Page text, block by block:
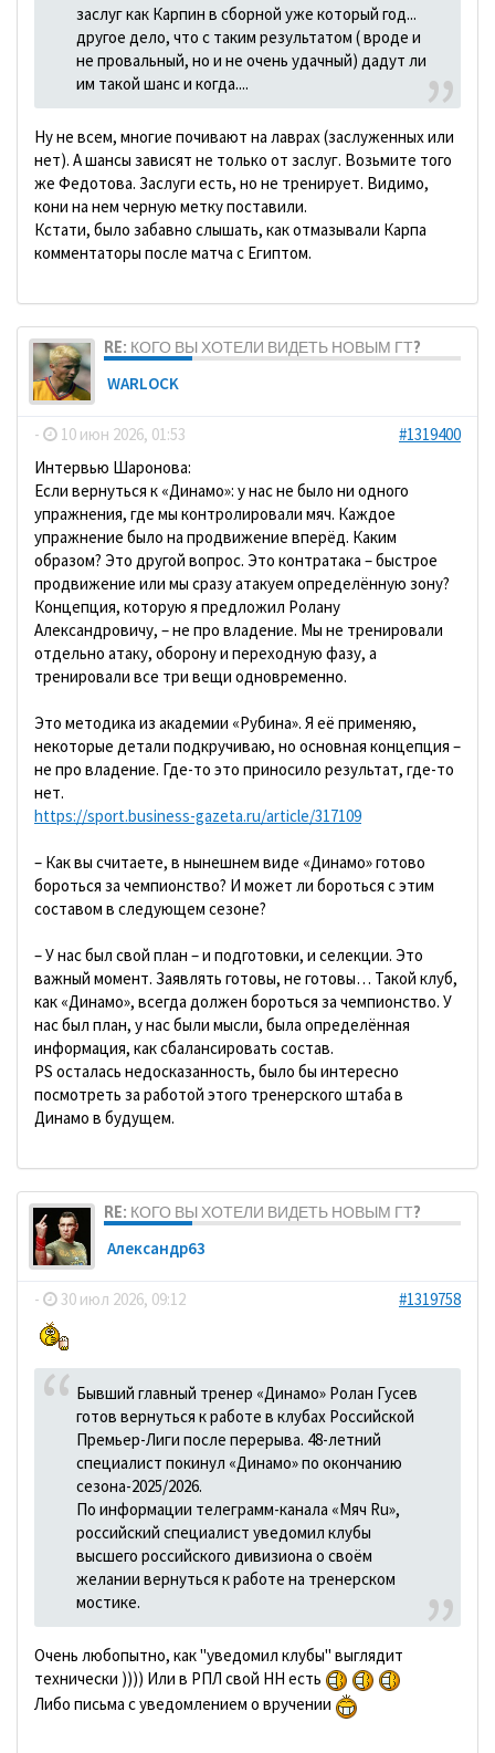
заслуг как Карпин в сборной уже который год...
другое дело, что с таким результатом ( вроде и
не провальный, но и не очень удачный) дадут ли
им такой шанс и когда....
Ну не всем, многие почивают на лаврах (заслуженных или
нет). А шансы зависят не только от заслуг. Возьмите того
же Федотова. Заслуги есть, но не тренирует. Видимо,
кони на нем черную метку поставили.
Кстати, было забавно слышать, как отмазывали Карпа
комментаторы после матча с Египтом.
RE: КОГО ВЫ ХОТЕЛИ ВИДЕТЬ НОВЫМ ГТ?
WARLOCK
- 10 июн 2026, 01:53
#1319400
Интервью Шаронова:
Если вернуться к «Динамо»: у нас не было ни одного
упражнения, где мы контролировали мяч. Каждое
упражнение было на продвижение вперёд. Каким
образом? Это другой вопрос. Это контратака – быстрое
продвижение или мы сразу атакуем определённую зону?
Концепция, которую я предложил Ролану
Александровичу, – не про владение. Мы не тренировали
отдельно атаку, оборону и переходную фазу, а
тренировали все три вещи одновременно.
Это методика из академии «Рубина». Я её применяю,
некоторые детали подкручиваю, но основная концепция –
не про владение. Где-то это приносило результат, где-то
нет.
https://sport.business-gazeta.ru/article/317109
– Как вы считаете, в нынешнем виде «Динамо» готово
бороться за чемпионство? И может ли бороться с этим
составом в следующем сезоне?
– У нас был свой план – и подготовки, и селекции. Это
важный момент. Заявлять готовы, не готовы… Такой клуб,
как «Динамо», всегда должен бороться за чемпионство. У
нас был план, у нас были мысли, была определённая
информация, как сбалансировать состав.
PS осталась недосказанность, было бы интересно
посмотреть за работой этого тренерского штаба в
Динамо в будущем.
RE: КОГО ВЫ ХОТЕЛИ ВИДЕТЬ НОВЫМ ГТ?
Александр63
- 30 июл 2026, 09:12 #1319758
Бывший главный тренер «Динамо» Ролан Гусев
готов вернуться к работе в клубах Российской
Премьер-Лиги после перерыва. 48-летний
специалист покинул «Динамо» по окончанию
сезона-2025/2026.
По информации телеграмм-канала «Мяч Ru»,
российский специалист уведомил клубы
высшего российского дивизиона о своём
желании вернуться к работе на тренерском
мостике.
Очень любопытно, как "уведомил клубы" выглядит
технически )))) Или в РПЛ свой HH есть
Либо письма с уведомлением о вручении